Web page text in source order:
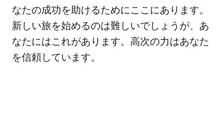
なたの成功を助けるためにここにあります。
新しい旅を始めるのは難しいでしょうが、あ
なたにはこれがあります。高次の力はあなた
を信頼しています。